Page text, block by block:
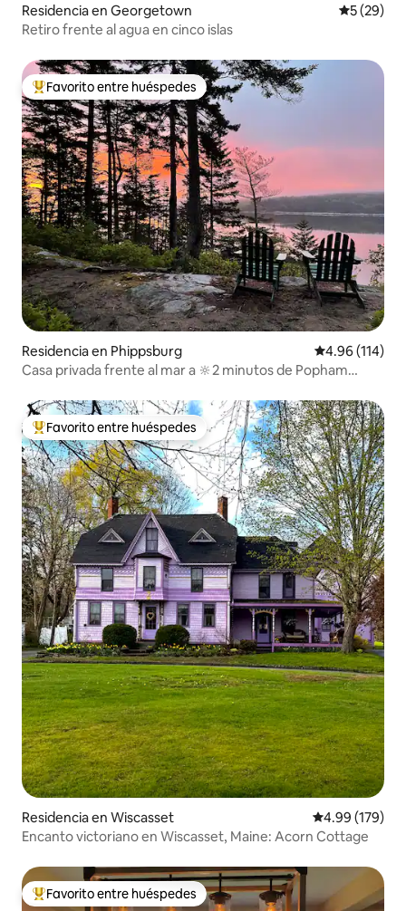
Residencia en Georgetown
5 (29)
Retiro frente al agua en cinco islas
De los mejores en Favorito entre huéspedes
Favorito entre huéspedes
Residencia en Phippsburg Calificación
4.96 (114)
Casa privada frente al mar a 🔆2 minutos de Popham
De los mejores en Favorito entre huéspedes
Favorito entre huéspedes
Residencia en Wiscasset Calificación
4.99 (179)
Encanto victoriano en Wiscasset, Maine: Acorn Cottage
De los mejores en Favorito entre huéspedes
Favorito entre huéspedes